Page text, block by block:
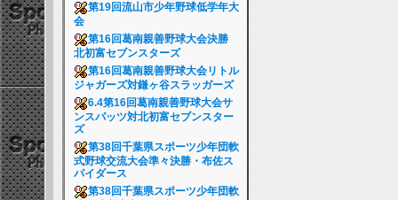
第19回流山市少年野球低学年大
会
第16回葛南親善野球大会決勝
北初富セブンスターズ
第16回葛南親善野球大会リトル
ジャガーズ対鎌ヶ谷スラッガーズ
6.4第16回葛南親善野球大会サ
ンスパッツ対北初富セブンスター
ズ
第38回千葉県スポーツ少年団軟
式野球交流大会準々決勝・布佐ス
パイダース
第38回千葉県スポーツ少年団軟